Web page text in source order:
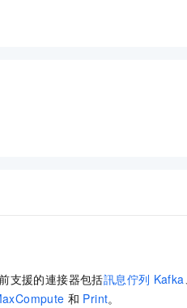
支援的連接器包括訊息佇列 Kafka
和 Print。